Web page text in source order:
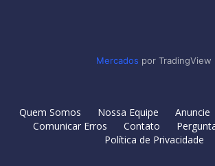
Mercados por TradingView
Quem Somos Nossa Equipe Anuncie
Comunicar Erros
Contato
Política de Privacidade